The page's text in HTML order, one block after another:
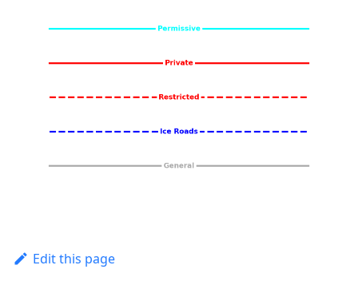
Edit this page